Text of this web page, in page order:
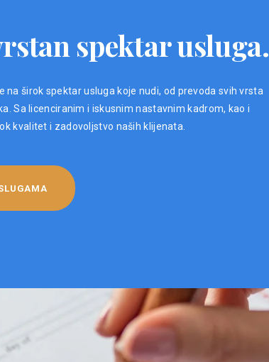
spektar usluga.
na širok spektar usluga koje nudi, od prevoda svih vrsta
Sa licenciranim i iskusnim nastavnim kadrom, kao i
kvalitet i zadovoljstvo naših klijenata.